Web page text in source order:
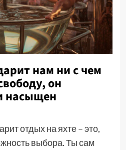
нам ни с чем
он
насыщен
отдых на яхте – это,
выбора. Ты сам